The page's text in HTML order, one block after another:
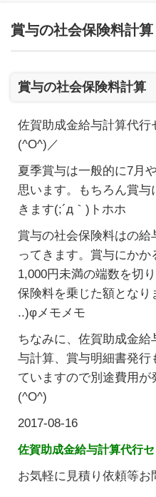
賞与の社会保険料計算
賞与の社会保険料計算
佐賀助成金給与計算代行
(^O^)／
夏季賞与は一般的に7月
思います。もちろん賞与
きます(;´д｀)トホホ
賞与の社会保険料はの
ってきます。賞与にか
1,000円未満の端数を切
保険料を乗じた額とな
..)φメモメモ
ちなみに、佐賀助成金
与計算、賞与明細書発
ていますので別途費用
(^O^)
2017-08-16
佐賀助成金給与計算代行
お気軽に見積り依頼等お